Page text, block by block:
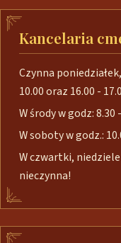
Kancelaria
Czynna
10.00 oraz 16.00 -
W środy w godz: 8.30
W soboty w godz.:
W czwartki,
nieczynna!